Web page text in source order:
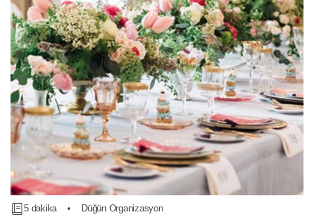
5 dakika • Düğün Organizasyon